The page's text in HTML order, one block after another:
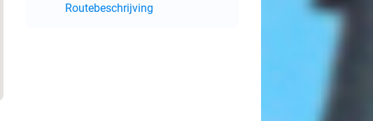
Routebeschrijving